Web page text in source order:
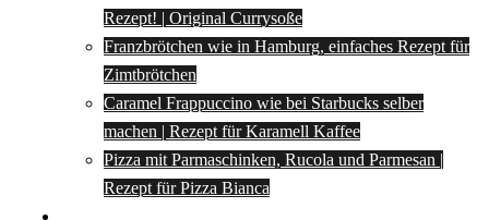
Rezept! | Original Currysoße
Franzbrötchen wie in Hamburg, einfaches Rezept für
Zimtbrötchen
Caramel Frappuccino wie bei Starbucks selber
machen | Rezept für Karamell Kaffee
Pizza mit Parmaschinken, Rucola und Parmesan |
Rezept für Pizza Bianca